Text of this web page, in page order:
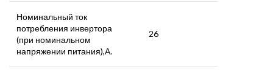
Номинальный ток
потребления инвертора
(при номинальном
напряжении питания),А.
26